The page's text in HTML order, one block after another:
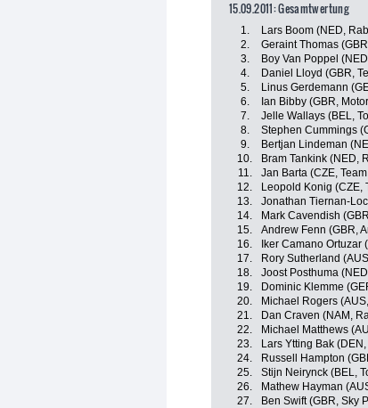
15.09.2011: Gesamtwertung
1. Lars Boom (NED,
2.
Geraint Thomas
3.
Boy Van Poppel
4.
Daniel Lloyd (GBR,
5.
Linus Gerdemann
6.
Ian Bibby (GBR,
7.
Jelle Wallays (BEL,
8.
Stephen Cummings
9.
Bertjan Lindeman
10.
Bram Tankink (NED,
11.
Jan Barta (CZE,
12.
Leopold Konig (CZE,
13.
Jonathan Tiernan-
14.
Mark Cavendish
15.
Andrew Fenn (GBR,
16.
Iker Camano Ortuzar
17.
Rory Sutherland
18.
Joost Posthuma
19.
Dominic Klemme
20.
Michael Rogers
21.
Dan Craven (NAM,
22.
Michael Matthews
23.
Lars Ytting Bak
24.
Russell Hampton
25.
Stijn Neirynck (BEL,
26.
Mathew Hayman
27.
Ben Swift (GBR, Sky